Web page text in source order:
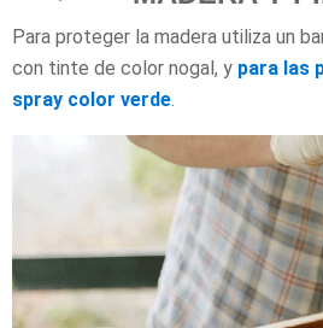
Para proteger la madera utiliza un
con tinte de color nogal, y para las
spray color verde.